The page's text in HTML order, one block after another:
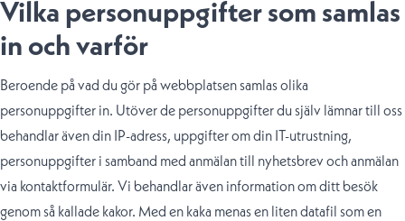
Vilka personuppgifter som samlas
in och varför
Beroende på vad du gör på webbplatsen samlas olika
personuppgifter in. Utöver de personuppgifter du själv lämnar till oss
behandlar ävendin IP-adress, uppgifter om din IT-utrustning,
personuppgifter i samband med anmälan till nyhetsbrev och anmälan
via kontaktformulär. Vi behandlar även information om ditt besök
genom så kallade kakor. Med en kaka menas en liten datafil som en